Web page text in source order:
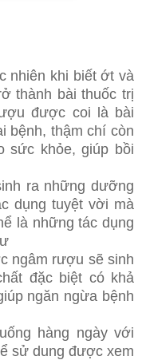
nhiên khi biết ớt và
thành bài thuốc trị
được coi là bài
bệnh, thậm chí còn
sức khỏe, giúp bồi
ra những dưỡng
dụng tuyệt vời mà
là những tác dụng
ngâm rượu sẽ sinh
đặc biệt có khả
ngăn ngừa bệnh
hàng ngày với
sử dung được xem